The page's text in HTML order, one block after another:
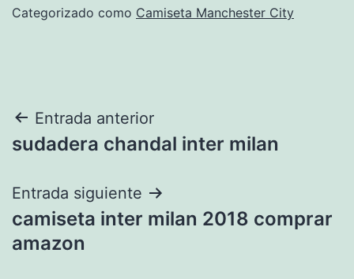
Categorizado como Camiseta Manchester City
Navegación
de
entradas
Entrada anterior
sudadera chandal inter milan
Entrada siguiente
camiseta inter milan 2018 comprar
amazon